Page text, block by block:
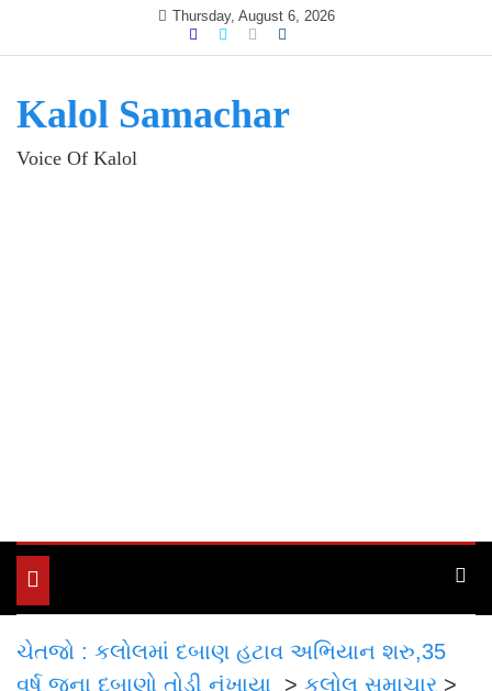
Thursday, August 6, 2026
Kalol Samachar
Voice Of Kalol
Toggle
navigation
ચેતજો : કલોલમાં દબાણ હટાવ અભિયાન શરુ,35
વર્ષ જુના દબાણો તોડી નંખાયા
> કલોલ સમાચાર >